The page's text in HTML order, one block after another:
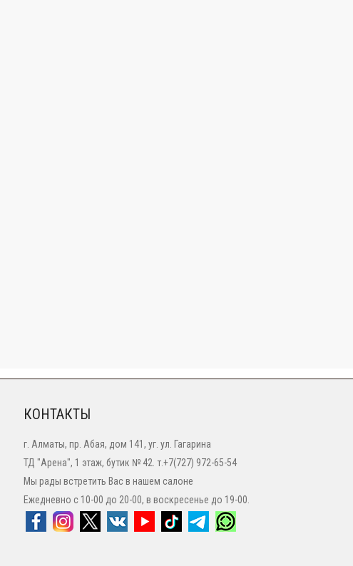
КОНТАКТЫ
г. Алматы, пр. Абая, дом 141, уг. ул. Гагарина
ТД "Арена", 1 этаж, бутик № 42. т.+7(727) 972-65-54
Мы рады встретить Вас в нашем салоне
Ежедневно с 10-00 до 20-00, в воскресенье до 19-00.